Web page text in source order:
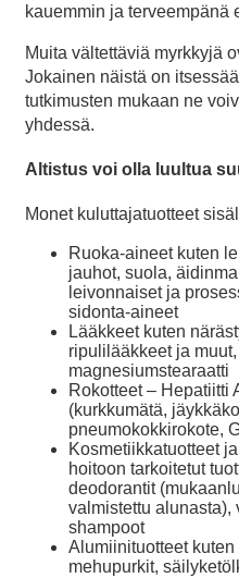
kauemmin ja terveempänä
Muita vältettäviä myrkkyjä
Jokainen näistä on
tutkimusten mukaan ne
yhdessä.
Altistus voi olla luultua
Monet kuluttajatuotteet
Ruoka-aineet kuten
jauhot, suola,
leivonnaiset ja
sidonta-aineet
Lääkkeet kuten
ripulilääkkeet ja
magnesiumstearaatti
Rokotteet – Hepatiitti
(kurkkumätä,
pneumokokkirokote,
Kosmetiikkatuotteet
hoitoon tarkoitetut
deodorantit
valmistettu alunasta),
shampoot
Alumiinituotteet
mehupurkit,